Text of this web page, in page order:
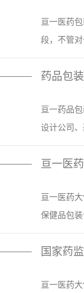
亘一医药
段，不管
药品包
亘一药品
设计公司、
亘一医药
保健品包装
国家药
亘一医药